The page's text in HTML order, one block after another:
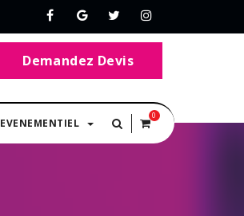
Demandez Devis
EVENEMENTIEL
0